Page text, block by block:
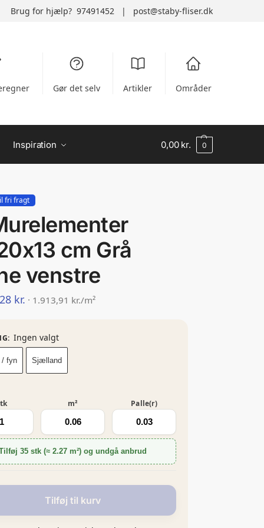
Brug for hjælp? 97491452 | post@staby-fliser.dk
Gør det selv Artikler Områder
Inspiration 0,00 kr. 0
fri fragt
cm Grå
venstre
kr. · 1.913,91 kr./m²
: Ingen valgt
/ fyn Sjælland
m² Palle(r)
35 stk (≈ 2.27 m²) og undgå anbrud
Tilføj til kurv